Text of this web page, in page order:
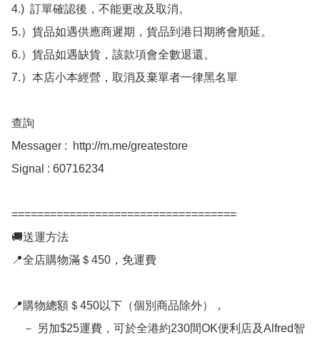
4.)  訂單確認後，不能更改及取消。
5.）貨品如遇供應商遲期，貨品到港日期將會順延。
6.）貨品如遇缺貨，該款項會全數退還。
7.）本店小本經營，取消及棄單者一律黑名單
查詢
Messager :  http://m.me/greatestore
Signal : 60716234
===================================
🚚送運方法
📍全店購物滿＄450，免運費
📍購物總額＄450以下（個別商品除外），
－ 另加$25運費，可於全港約230間OK便利店及Alfred智